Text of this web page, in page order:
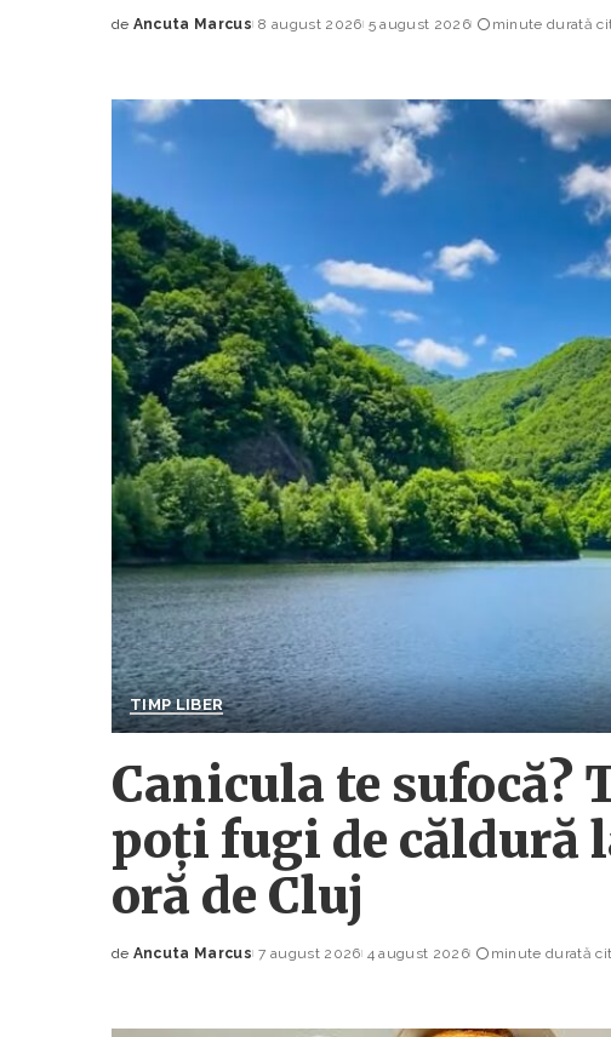
de Ancuta Marcus 8 august 2026 5 august 2026 minute durată
TIMP LIBER
Canicula te sufocă?
poți fugi de căldură
oră de Cluj
Posted
de Ancuta Marcus 7 august 2026 4 august 2026 minute durată